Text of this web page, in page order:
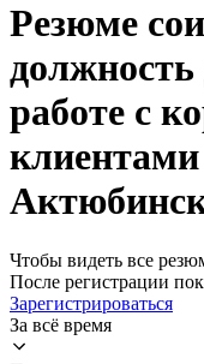
Резюме
должность
работе с
Чтобы видеть все
После регистрации
Зарегистрироваться
За всё время